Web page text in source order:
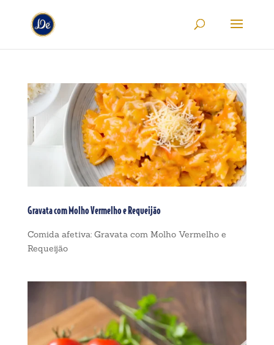
Gravata com Molho Vermelho e Requeijão
Comida afetiva: Gravata com Molho Vermelho e
Requeijão